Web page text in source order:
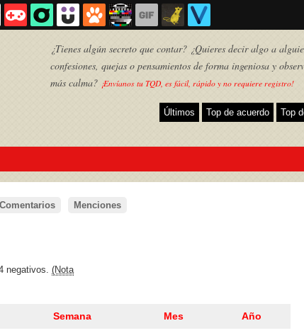
¿Tienes algún secreto que contar? ¿Quieres decir algo a
confesiones, quejas o pensamientos de forma ingeniosa y
más calma? ¡Envíanos tu TQD, es fácil, rápido y no requiere registro!
Últimos Top de acuerdo Top
Comentarios Menciones
negativos. (Nota
Semana Mes Año